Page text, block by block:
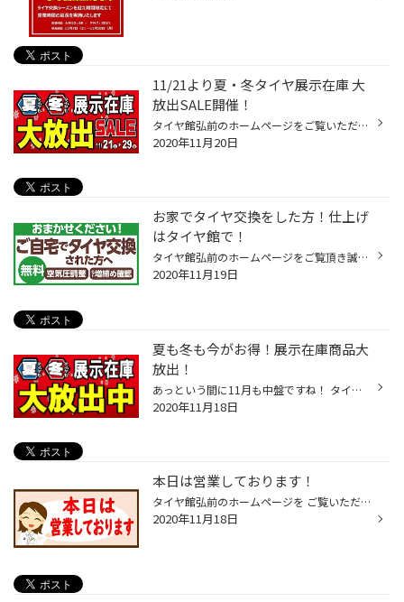
11/21より夏・冬タイヤ展示在庫 大
放出SALE開催！
タイヤ館弘前のホームページをご覧いただき誠にありがとうございます。 先週の雪で急遽タイヤ交換をした方、履きつぶしで冬タイヤを装着してる方に お得なお知らせです(*'▽')♪ 11月21日(土)から夏・冬タイヤ展示在庫大放出SALEを開催致します！ 冬タイヤはもちろん、夏タイヤも展示在庫商品を大放出...
2020年11月20日
お家でタイヤ交換をした方！仕上げ
はタイヤ館で！
タイヤ館弘前のホームページをご覧頂き誠にありがとうございます！ 今年は、コロナの影響もありお家でタイヤを交換したよ～。という方も多いのではないでしょうか？ そんなみなさん、交換後の空気圧の点検は大丈夫ですか(*'ω'*)？？ タイヤ館弘前では、お家でタイヤ交換した方も 無料で空気圧の点検...
2020年11月19日
夏も冬も今がお得！展示在庫商品大
放出！
あっという間に11月も中盤ですね！ タイヤ交換のピークもひと段落・・・といったところですが、昨冬が雪が少なかったため そのまま履きつぶしている方も多いようです。 そんな、これから新しいタイヤをご検討中の方に朗報！ 11月23日（月・祝）までウィンターセール開催中です！ 夏タイヤも冬タイヤ...
2020年11月18日
本日は営業しております！
タイヤ館弘前のホームページを ご覧いただき誠にありがとうございます！ 本日11月18日は水曜日ですが営業しております！ タイヤのご相談や交換がございましたら お気軽にご来店ください♪ みなさまのご来店心よりお待ちしております。 タイヤ交換作業の予約も増えております。 土日・平日午前中が特...
2020年11月18日